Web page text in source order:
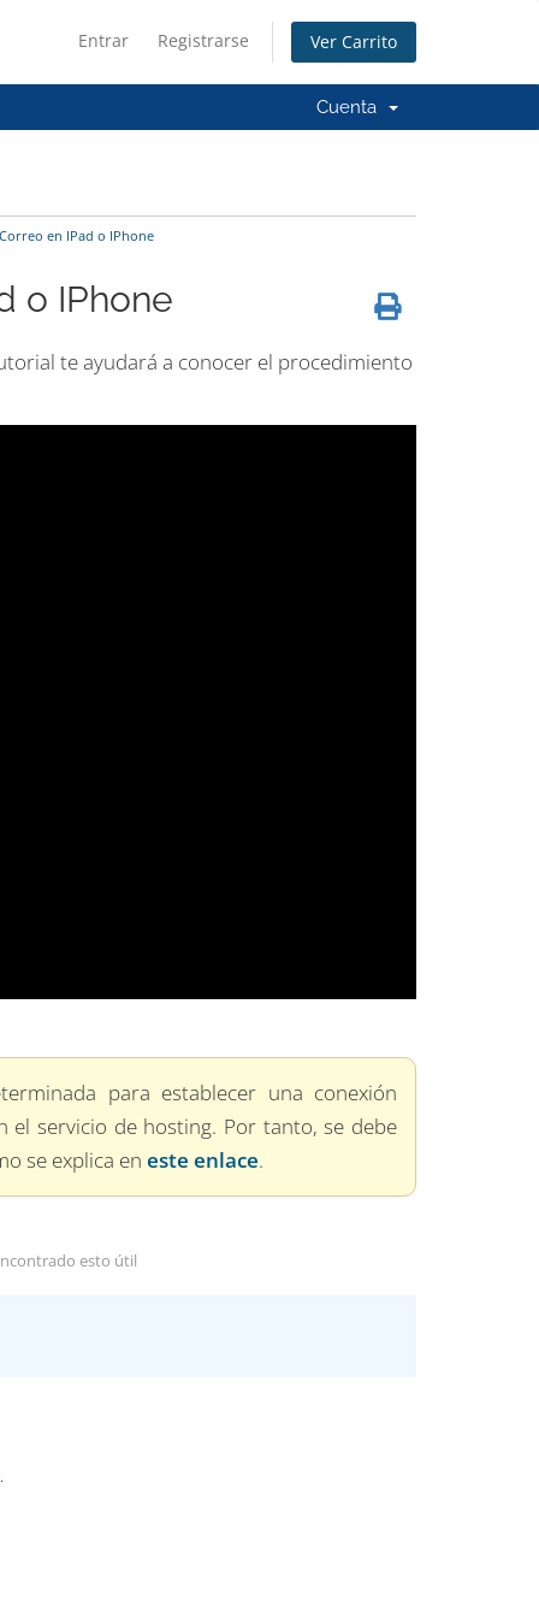
Entrar Registrarse Ver Carrito
Cuenta
en IPad o IPhone
o IPhone
te ayudará a conocer el procedimiento
para establecer una conexión
servicio de hosting. Por tanto, se debe
se explica en este enlace.
esto útil